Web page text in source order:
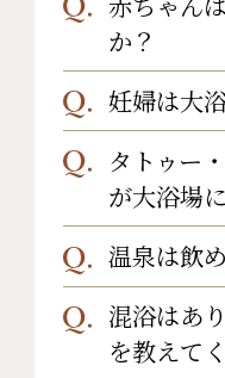
■ボディク
特に年齢の
が、温泉の
おりますの
さいませ。
か？
特に年齢の
が、温泉の
おりますの
ださいませ
ざいますの
妊婦は大
はい、ご利
但し、温泉
ております
ださいませ
くださいま
タトゥー
が大浴場
申し訳ござ
刺青のある
しておりま
温泉は飲
申し訳ござ
泉はお飲み
混浴はあ
を教えて